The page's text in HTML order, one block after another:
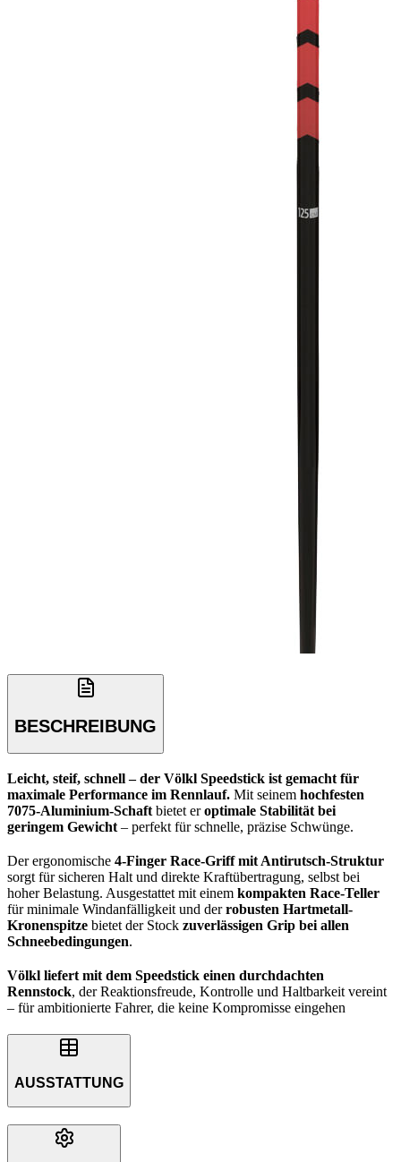
BESCHREIBUNG
Leicht, steif, schnell – der Völkl Speedstick ist gemacht für
maximale Performance im Rennlauf. Mit seinem hochfesten
7075-Aluminium-Schaft bietet eroptimale Stabilität bei
geringem Gewicht – perfekt für schnelle, präzise Schwünge.
Der ergonomische 4-Finger Race-Griff mit Antirutsch-Struktur
sorgt für sicheren Halt und direkte Kraftübertragung, selbst bei
hoher Belastung. Ausgestattet mit einem kompakten Race-Teller
für minimale Windanfälligkeit und derrobusten Hartmetall-
Kronenspitze bietet der Stock zuverlässigen Grip bei allen
Schneebedingungen.
Völkl liefert mit dem Speedstick einen durchdachten
Rennstock, der Reaktionsfreude, Kontrolle und Haltbarkeit vereint
– für ambitionierte Fahrer, die keine Kompromisse eingehen
AUSSTATTUNG